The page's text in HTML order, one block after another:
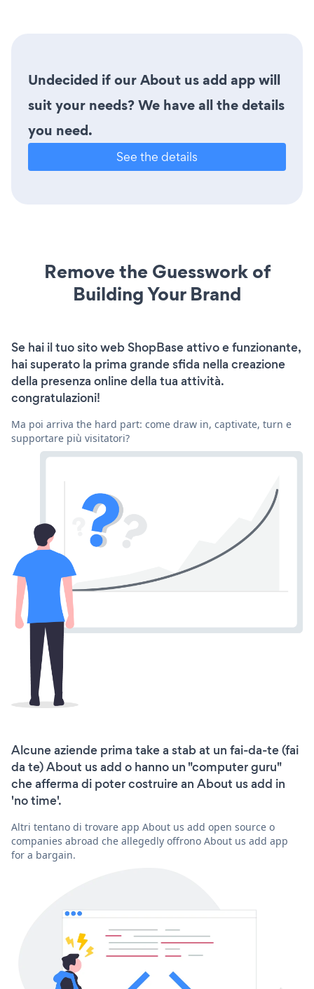
Undecided if our About us add app will
suit your needs? We have all the details
you need.
See the details
Remove the Guesswork of
Building Your Brand
Se hai il tuo sito web ShopBase attivo e funzionante,
hai superato la prima grande sfida nella creazione
della presenza online della tua attività.
congratulazioni!
Ma poi arriva the hard part: come draw in, captivate, turn e
supportare più visitatori?
Alcune aziende prima take a stab at un fai-da-te (fai
da te) About us add o hanno un "computer guru"
che afferma di poter costruire an About us add in
'no time'.
Altri tentano di trovare app About us add open source o
companies abroad che allegedly offrono About us add app
for a bargain.